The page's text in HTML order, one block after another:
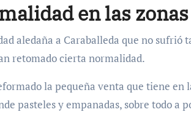
en las
aledaña a Caraballeda que no sufrió
retomado cierta normalidad.
la pequeña venta que tiene en
pasteles y empanadas, sobre todo a